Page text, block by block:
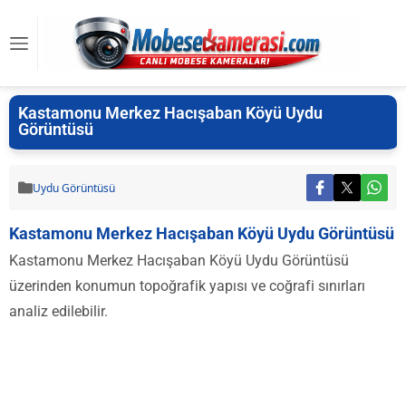
Kastamonu Merkez Hacışaban Köyü Uydu
Görüntüsü
Uydu Görüntüsü
Kastamonu Merkez Hacışaban Köyü Uydu Görüntüsü
Kastamonu Merkez Hacışaban Köyü Uydu Görüntüsü
üzerinden konumun topoğrafik yapısı ve coğrafi sınırları
analiz edilebilir.